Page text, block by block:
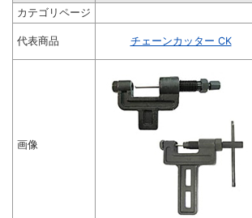
カテゴリページ
代表商品 チェーンカッター CK
画像